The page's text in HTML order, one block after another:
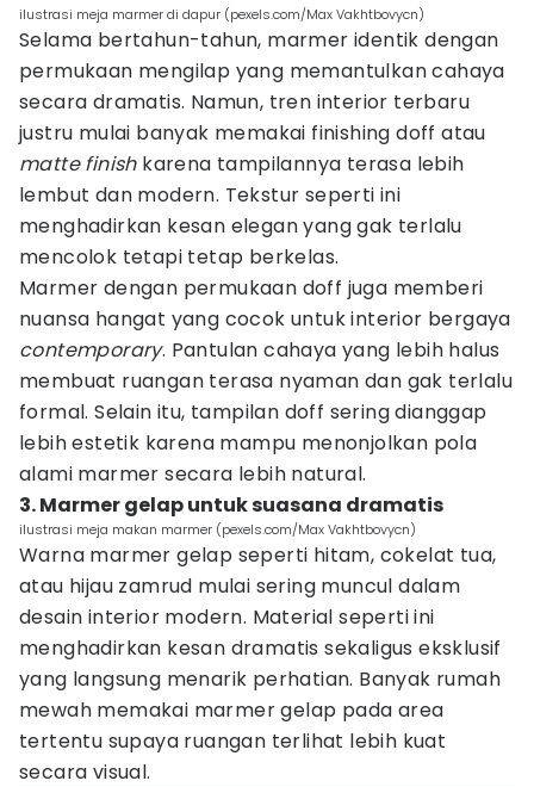
ilustrasi meja marmer di dapur (pexels.com/Max Vakhtbovycn)
Selama bertahun-tahun, marmer identik dengan
permukaan mengilap yang memantulkan cahaya
secara dramatis. Namun, tren interior terbaru
justru mulai banyak memakai finishing doff atau
matte finishkarena tampilannya terasa lebih
lembut dan modern. Tekstur seperti ini
menghadirkan kesan elegan yang gak terlalu
mencolok tetapi tetap berkelas.
Marmer dengan permukaan doff juga memberi
nuansa hangat yang cocok untuk interior bergaya
contemporary. Pantulan cahaya yang lebih halus
membuat ruangan terasa nyaman dan gak terlalu
formal. Selain itu, tampilan doff sering dianggap
lebih estetik karena mampu menonjolkan pola
alami marmer secara lebih natural.
3. Marmer gelap untuk suasana dramatis
ilustrasi meja makan marmer (pexels.com/Max Vakhtbovycn)
Warna marmer gelap seperti hitam, cokelat tua,
atau hijau zamrud mulai sering muncul dalam
desain interior modern. Material seperti ini
menghadirkan kesan dramatis sekaligus eksklusif
yang langsung menarik perhatian. Banyak rumah
mewah memakai marmer gelap pada area
tertentu supaya ruangan terlihat lebih kuat
secara visual.